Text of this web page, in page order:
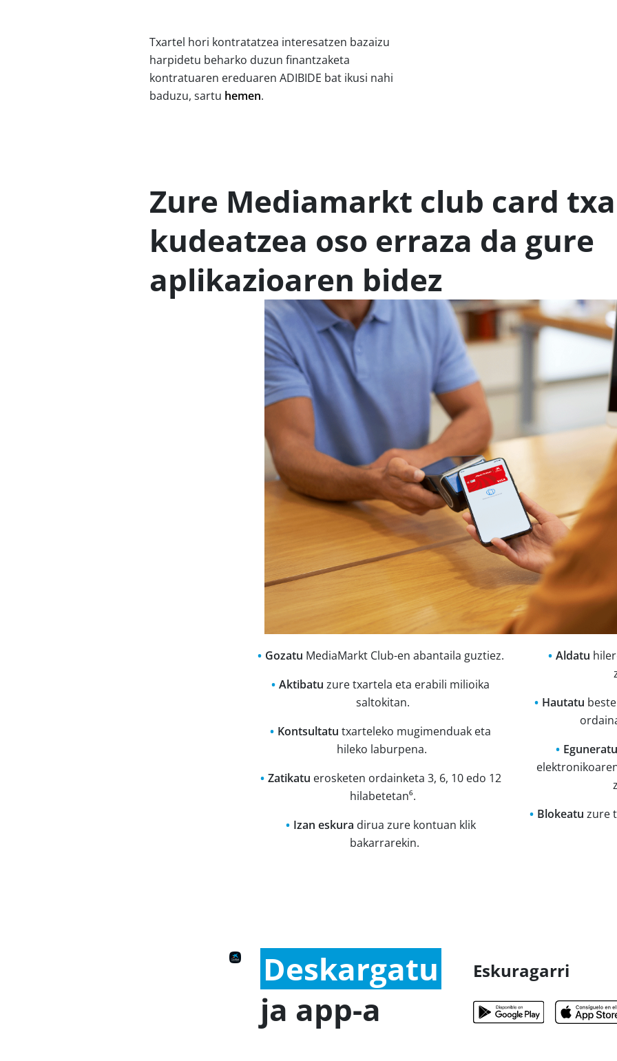
Txartel hori kontratatzea interesatzen bazaizu
harpidetu beharko duzun finantzaketa
kontratuaren ereduaren ADIBIDE bat ikusi nahi
baduzu, sartu hemen.
Zure Mediamarkt club card
kudeatzea oso erraza da gure
aplikazioaren bidez
Gozatu MediaMarkt Club-en abantaila guztiez.
Aktibatu zure txartela eta erabili milioika
saltokitan.
Kontsultatu txarteleko mugimenduak eta
hileko laburpena.
Zatikatu erosketen ordainketa 3, 6, 10 edo 12
hilabetetan⁶.
Izan eskura dirua zure kontuan klik
bakarrarekin.
Aldatu
Hautatu
Blokeatu zure
Deskargatu
ja app-a
Eskuragarri